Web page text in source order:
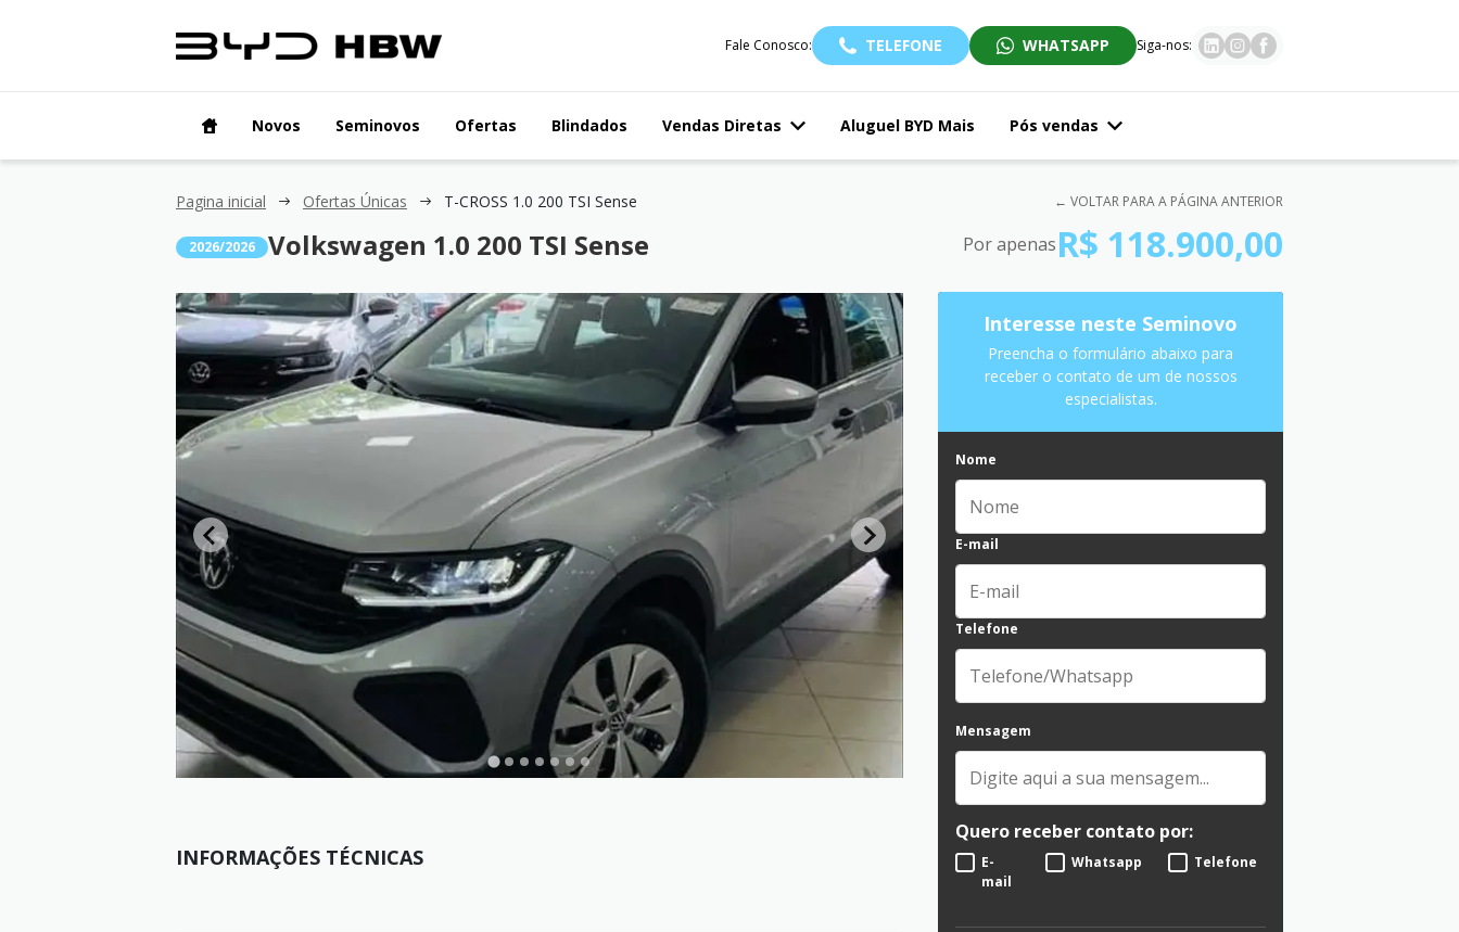
Fale Conosco: TELEFONE WHATSAPP Siga-nos:
Novos Seminovos Ofertas Blindados Vendas Diretas Aluguel BYD Mais Pós vendas
Pagina inicial Ofertas Únicas T-CROSS 1.0 200 TSI Sense ← VOLTAR PARA A PÁGINA ANTERIOR
2026/2026 Volkswagen 1.0 200 TSI Sense
INFORMAÇÕES TÉCNICAS
Por apenasR$ 118.900,00
Interesse neste Seminovo
Preencha o formulário abaixo para
receber o contato de um de nossos
especialistas.
Nome
E-mail
Telefone
Mensagem
Quero receber contato por:
E-
mail
Whatsapp Telefone